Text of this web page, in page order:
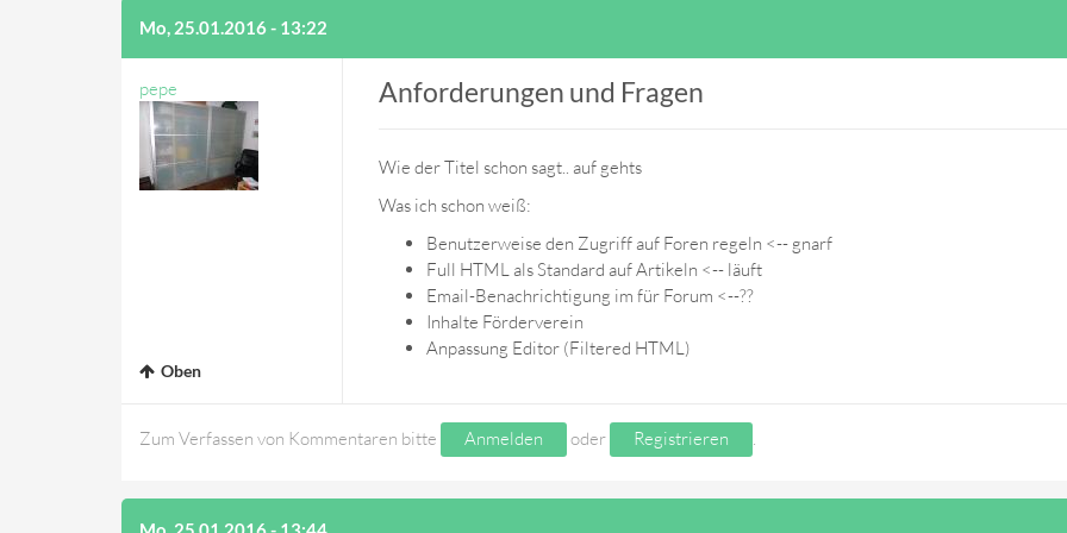
Mo, 25.01.2016 - 13:22
pepe Anforderungen und Fragen
Wie der Titel schon sagt.. auf gehts
Was ich schon weiß:
Benutzerweise den Zugriff auf Foren regeln <-- gnarf
Full HTML als Standard auf Artikeln <-- läuft
Email-Benachrichtigung im für Forum <--??
Inhalte Förderverein
Anpassung Editor (Filtered HTML)
Oben
Zum Verfassen von Kommentaren bitte Anmelden oder Registrieren .